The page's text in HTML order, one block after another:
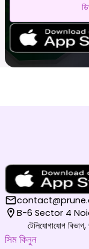
B-6 Sector 4
টেলিযোগাযোগ
সিম কিনুন